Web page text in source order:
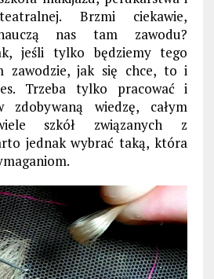
Brzmi ciekawie,
nas tam zawodu?
jeśli tylko będziemy tego
zawodzie, jak się chce, to i
Trzeba tylko pracować i
zdobywaną wiedzę, całym
szkół związanych z
jednak wybrać taką, która